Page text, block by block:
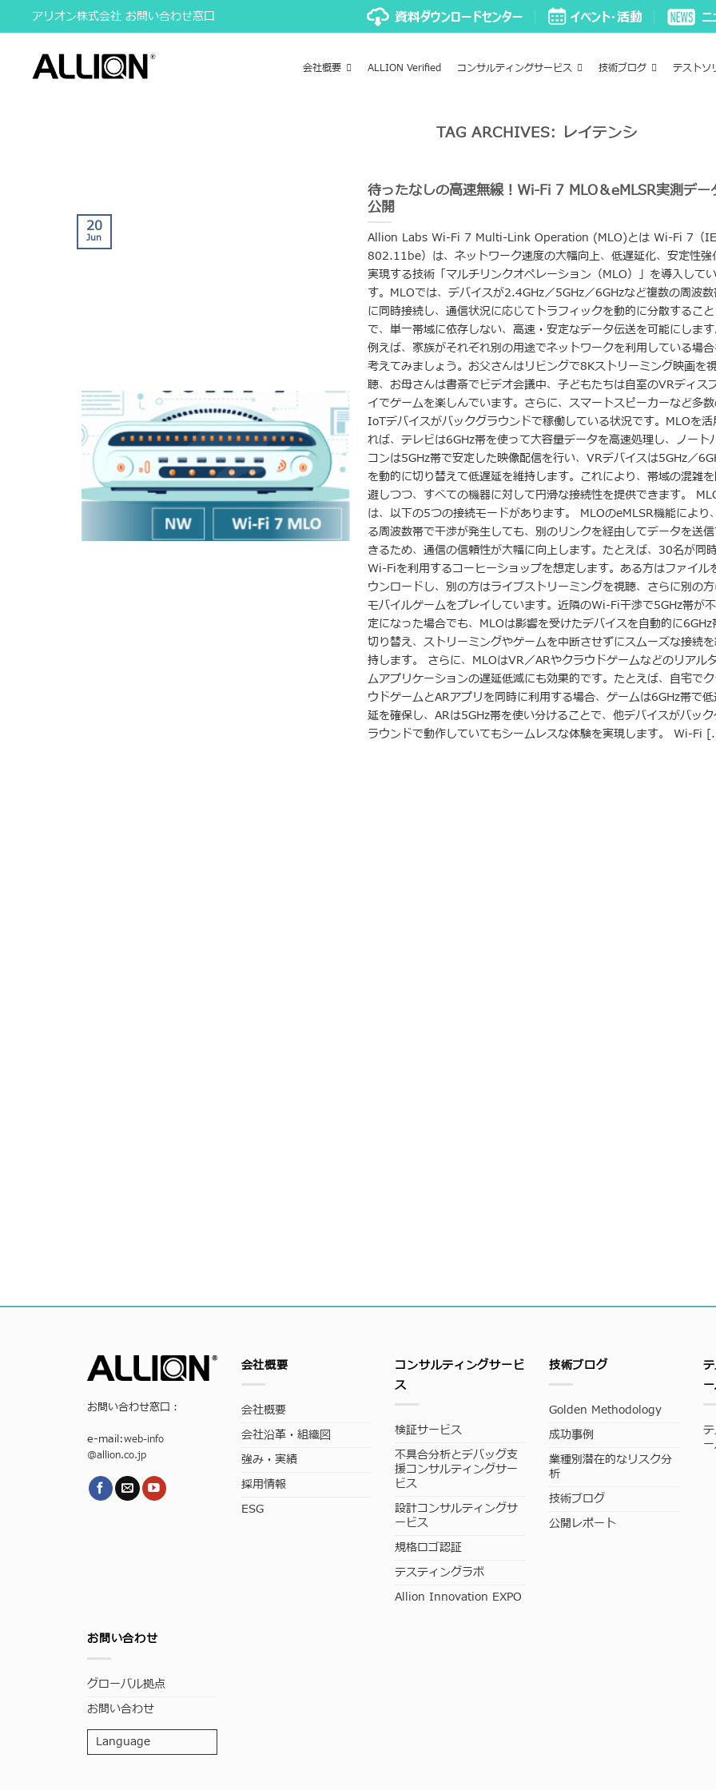
to
content
アリオン株式会社 お問い合わせ窓口
会社概要 ALLION Verified コンサルティングサービス 技術ブログ テストソ
TAG ARCHIVES: レイテンシ
待ったなしの高速無線！Wi-Fi 7 MLO＆eMLSR実測デー
公開
Allion Labs Wi-Fi 7 Multi-Link Operation (MLO)とは Wi-Fi 7（
802.11be）は、ネットワーク速度の大幅向上、低遅延化、安定性強
実現する技術「マルチリンクオペレーション（MLO）」を導入して
す。MLOでは、デバイスが2.4GHz／5GHz／6GHzなど複数の周波
に同時接続し、通信状況に応じてトラフィックを動的に分散すること
で、単一帯域に依存しない、高速・安定なデータ伝送を可能にしま
例えば、家族がそれぞれ別の用途でネットワークを利用している場
考えてみましょう。お父さんはリビングで8Kストリーミング映画を
聴、お母さんは書斎でビデオ会議中、子どもたちは自室のVRディス
イでゲームを楽しんでいます。さらに、スマートスピーカーなど多
IoTデバイスがバックグラウンドで稼働している状況です。MLOを活
れば、テレビは6GHz帯を使って大容量データを高速処理し、ノート
コンは5GHz帯で安定した映像配信を行い、VRデバイスは5GHz／
を動的に切り替えて低遅延を維持します。これにより、帯域の混雑
避しつつ、すべての機器に対して円滑な接続性を提供できます。
は、以下の5つの接続モードがあります。 MLOのeMLSR機能により
る周波数帯で干渉が発生しても、別のリンクを経由してデータを送
きるため、通信の信頼性が大幅に向上します。たとえば、30名が同
Wi-Fiを利用するコーヒーショップを想定します。ある方はファイル
ウンロードし、別の方はライブストリーミングを視聴、さらに別の
モバイルゲームをプレイしています。近隣のWi-Fi干渉で5GHz帯が
定になった場合でも、MLOは影響を受けたデバイスを自動的に6GHz
切り替え、ストリーミングやゲームを中断させずにスムーズな接続
持します。 さらに、MLOはVR／ARやクラウドゲームなどのリアル
ムアプリケーションの遅延低減にも効果的です。たとえば、自宅で
ウドゲームとARアプリを同時に利用する場合、ゲームは6GHz帯で
延を確保し、ARは5GHz帯を使い分けることで、他デバイスがバッ
ラウンドで動作していてもシームレスな体験を実現します。 Wi-Fi
20
Jun
お問い合わせ窓口：
e-mail:web-info
@allion.co.jp
会社概要
会社概要
会社沿革・組織図
強み・実績
採用情報
ESG
コンサルティングサービ
ス
検証サービス
不具合分析とデバッグ支
援コンサルティングサー
ビス
設計コンサルティングサ
ービス
規格ロゴ認証
テスティングラボ
Allion Innovation EXPO
技術ブログ
Golden Methodology
成功事例
業種別潜在的なリスク分
析
技術ブログ
公開レポート
お問い合わせ
グローバル拠点
お問い合わせ
Language